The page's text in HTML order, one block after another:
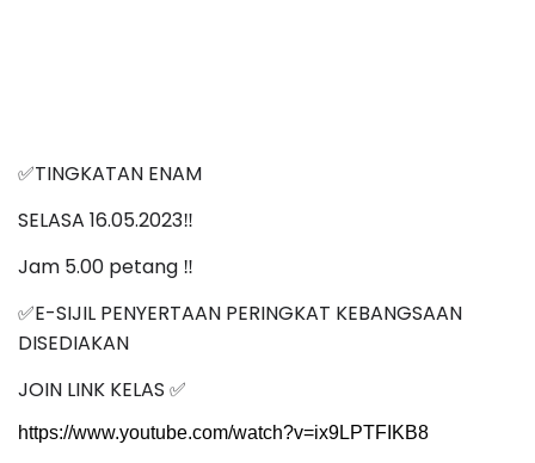
✅TINGKATAN ENAM
SELASA 16.05.2023‼️
Jam 5.00 petang ‼️
✅E-SIJIL PENYERTAAN PERINGKAT KEBANGSAAN
DISEDIAKAN
JOIN LINK KELAS ✅
https://www.youtube.com/watch?v=ix9LPTFIKB8